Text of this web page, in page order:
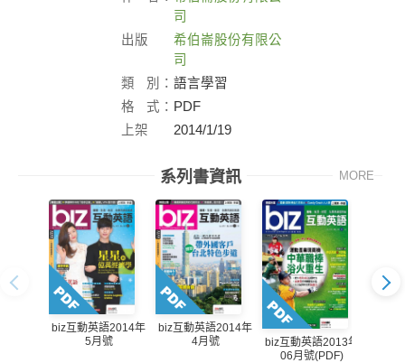
司
出版
希伯崙股份有限公
司
類
別： 語言學習
格
式： PDF
上架
2014/1/19
系列書資訊 MORE
biz互動英語2014年
5月號
biz互動英語2014年
4月號
biz互動英語2013年
06月號(PDF)